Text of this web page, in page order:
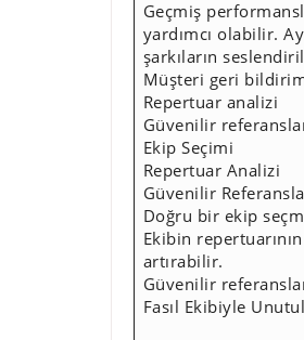
Geçmiş
yardımcı olabilir.
şarkıların
Müşteri geri
Repertuar analizi
Güvenilir
Ekip Seçimi
Repertuar Analizi
Güvenilir
Doğru bir ekip
Ekibin
artırabilir.
Güvenilir
Fasıl Ekibiyle